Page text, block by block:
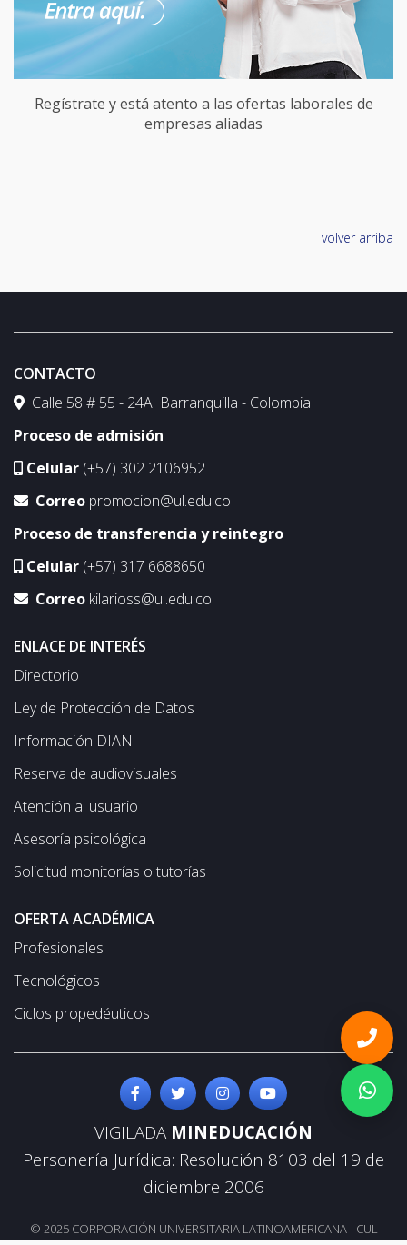
Regístrate y está atento a las ofertas laborales de
empresas aliadas
volver arriba
CONTACTO
Calle 58 # 55 - 24A Barranquilla - Colombia
Proceso de admisión
Celular (+57) 302 2106952
Correo promocion@ul.edu.co
Proceso de transferencia y reintegro
Celular (+57) 317 6688650
Correo kilarioss@ul.edu.co
ENLACE DE INTERÉS
Directorio
Ley de Protección de Datos
Información DIAN
Reserva de audiovisuales
Atención al usuario
Asesoría psicológica
Solicitud monitorías o tutorías
OFERTA ACADÉMICA
Profesionales
Tecnológicos
Ciclos propedéuticos
VIGILADA MINEDUCACIÓN
Personería Jurídica: Resolución 8103 del 19 de
diciembre 2006
© 2025 CORPORACIÓN UNIVERSITARIA LATINOAMERICANA - CUL